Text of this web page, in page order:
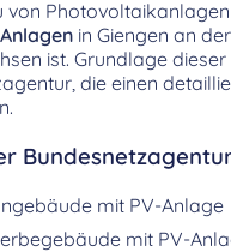
von
in Giengen an
ist. Grundlage
die einen
mit PV-Anlage
mit PV-